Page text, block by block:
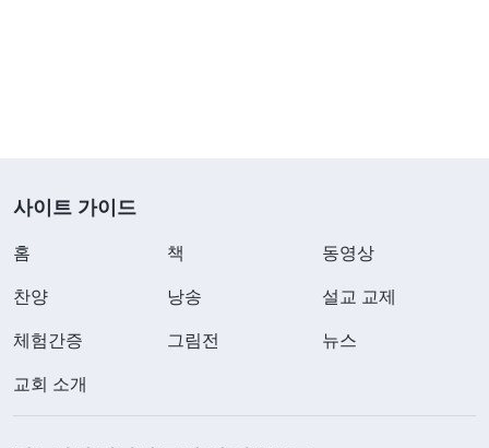
사이트 가이드
홈 책 동영상
찬양 낭송 설교 교제
체험간증 그림전 뉴스
교회 소개